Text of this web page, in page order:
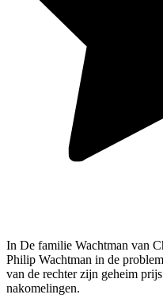
In De familie Wachtman van
Philip Wachtman in de
van de rechter zijn geheim
nakomelingen.